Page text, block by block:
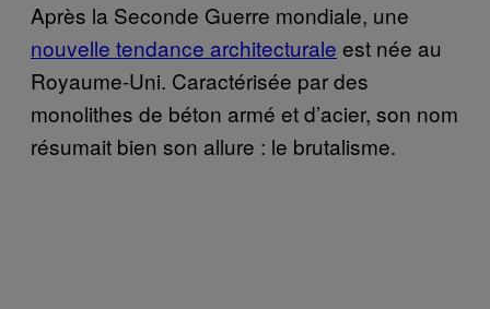
Après la Seconde Guerre mondiale, une
nouvelle tendance architecturale est née au
Royaume-Uni. Caractérisée par des
monolithes de béton armé et d’acier, son nom
résumait bien son allure : le brutalisme.